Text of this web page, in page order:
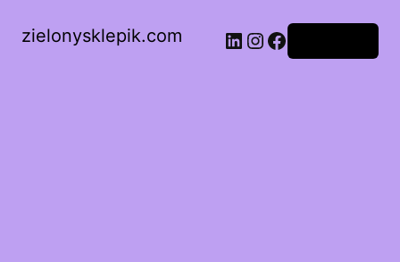
zielonysklepik.com LinkedIn
Instagram
Facebook